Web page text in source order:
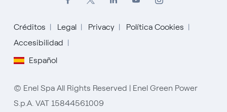
Créditos Legal Privacy
Política Cookies
Accesibilidad
Español
English
Español
Italiano
© Enel Spa All Rights Reserved | Enel Green Power
S.p.A. VAT 15844561009